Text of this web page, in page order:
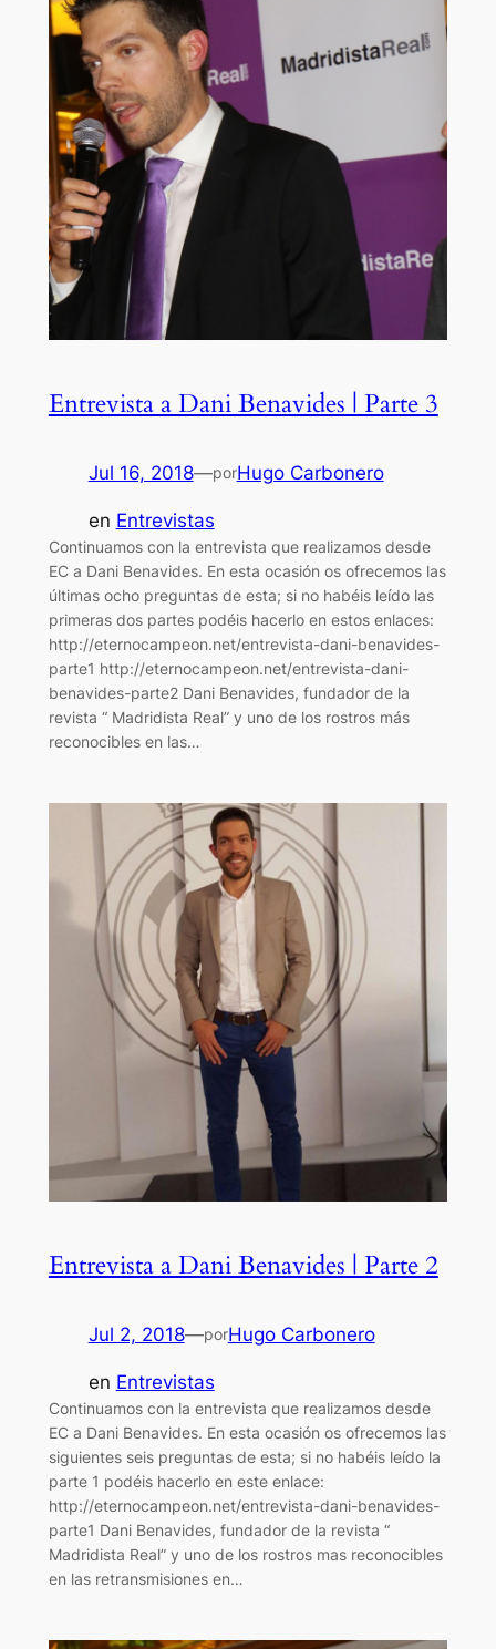
Entrevista a Dani Benavides | Parte 3
Jul 16, 2018—porHugo Carbonero
en Entrevistas
Continuamos con la entrevista que realizamos desde
EC a Dani Benavides. En esta ocasión os ofrecemos las
últimas ocho preguntas de esta; si no habéis leído las
primeras dos partes podéis hacerlo en estos enlaces:
http://eternocampeon.net/entrevista-dani-benavides-
parte1 http://eternocampeon.net/entrevista-dani-
benavides-parte2 Dani Benavides, fundador de la
revista “ Madridista Real” y uno de los rostros más
reconocibles en las…
Entrevista a Dani Benavides | Parte 2
Jul 2, 2018—porHugo Carbonero
en Entrevistas
Continuamos con la entrevista que realizamos desde
EC a Dani Benavides. En esta ocasión os ofrecemos las
siguientes seis preguntas de esta; si no habéis leído la
parte 1 podéis hacerlo en este enlace:
http://eternocampeon.net/entrevista-dani-benavides-
parte1 Dani Benavides, fundador de la revista “
Madridista Real” y uno de los rostros mas reconocibles
en las retransmisiones en…